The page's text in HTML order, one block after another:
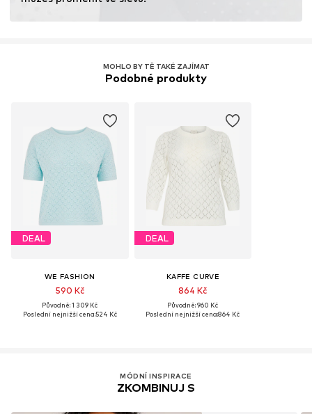
minimalizuje používání chemických hnojiv.
MOHLO BY TĚ TAKÉ ZAJÍMAT
Podobné produkty
DEAL
WE FASHION
590 Kč
Původně: 1 309 Kč
Poslední nejnižší cena:524 Kč
DEAL
KAFFE CURVE
864 Kč
Původně: 960 Kč
Poslední nejnižší cena:864 Kč
MÓDNÍ INSPIRACE
ZKOMBINUJ S